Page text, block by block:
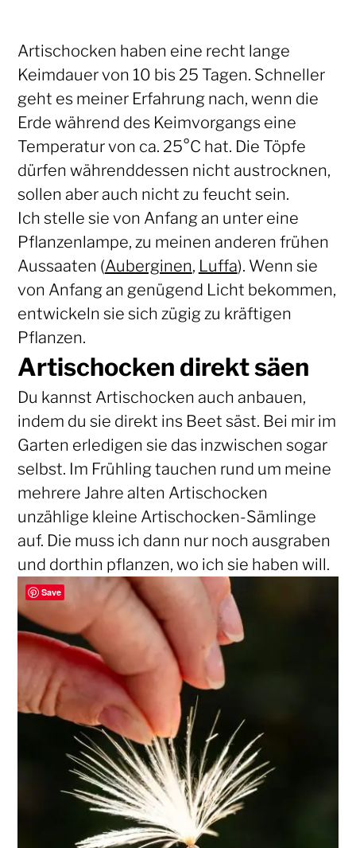
Artischocken haben eine recht lange
Keimdauer von 10 bis 25 Tagen. Schneller
geht es meiner Erfahrung nach, wenn die
Erde während des Keimvorgangs eine
Temperatur von ca. 25°C hat. Die Töpfe
dürfen währenddessen nicht austrocknen,
sollen aber auch nicht zu feucht sein.
Ich stelle sie von Anfang an unter eine
Pflanzenlampe, zu meinen anderen frühen
Aussaaten (Auberginen, Luffa). Wenn sie
von Anfang an genügend Licht bekommen,
entwickeln sie sich zügig zu kräftigen
Pflanzen.
Artischocken direkt säen
Du kannst Artischocken auch anbauen,
indem du sie direkt ins Beet säst. Bei mir im
Garten erledigen sie das inzwischen sogar
selbst. Im Frühling tauchen rund um meine
mehrere Jahre alten Artischocken
unzählige kleine Artischocken-Sämlinge
auf. Die muss ich dann nur noch ausgraben
und dorthin pflanzen, wo ich sie haben will.
Save